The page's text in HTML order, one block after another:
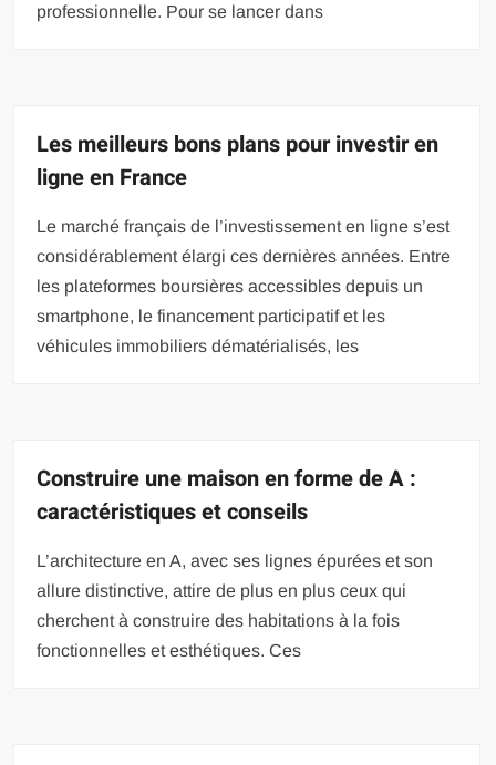
professionnelle. Pour se lancer dans
Les meilleurs bons plans pour investir en
ligne en France
Le marché français de l’investissement en ligne s’est
considérablement élargi ces dernières années. Entre
les plateformes boursières accessibles depuis un
smartphone, le financement participatif et les
véhicules immobiliers dématérialisés, les
Construire une maison en forme de A :
caractéristiques et conseils
L’architecture en A, avec ses lignes épurées et son
allure distinctive, attire de plus en plus ceux qui
cherchent à construire des habitations à la fois
fonctionnelles et esthétiques. Ces